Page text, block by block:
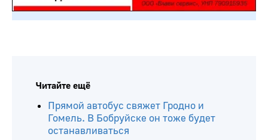
Читайте ещё
Прямой автобус свяжет Гродно и
Гомель. В Бобруйске он тоже будет
останавливаться